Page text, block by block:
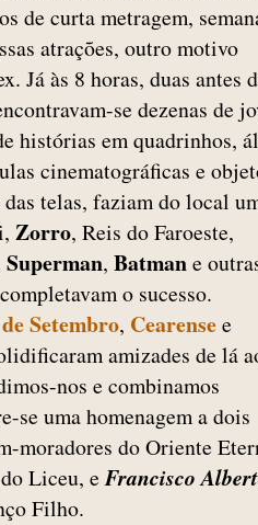
de curta metragem,
atrações, outro motivo
Já às 8 horas, duas antes
se dezenas de
histórias em quadrinhos,
cinematográficas e
telas, faziam do local
Zorro, Reis do Faroeste,
Superman, Batmane
o sucesso.
Setembro, Cearensee
amizades de lá
nos e combinamos
se uma homenagem a dois
moradores do Oriente
Liceu, eFrancisco
Filho.